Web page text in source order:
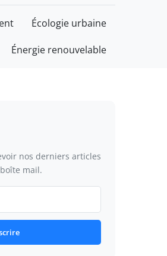
Écologie urbaine
Énergie renouvelable
nos derniers articles
mail.